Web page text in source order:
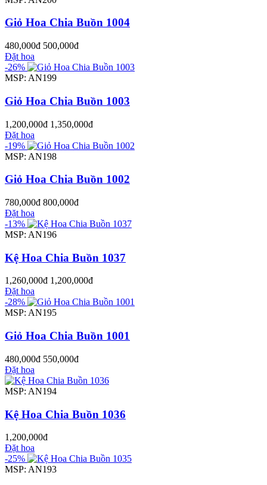
Giỏ Hoa Chia Buồn 1004
480,000đ 500,000đ
Đặt hoa
-26%
MSP: AN199
Giỏ Hoa Chia Buồn 1003
1,200,000đ 1,350,000đ
Đặt hoa
-19%
MSP: AN198
Giỏ Hoa Chia Buồn 1002
780,000đ 800,000đ
Đặt hoa
-13%
MSP: AN196
Kệ Hoa Chia Buồn 1037
1,260,000đ 1,200,000đ
Đặt hoa
-28%
MSP: AN195
Giỏ Hoa Chia Buồn 1001
480,000đ 550,000đ
Đặt hoa
MSP: AN194
Kệ Hoa Chia Buồn 1036
1,200,000đ
Đặt hoa
-25%
MSP: AN193